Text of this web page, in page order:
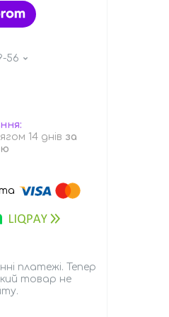
56
14 днів за
платежі. Тепер
товар не